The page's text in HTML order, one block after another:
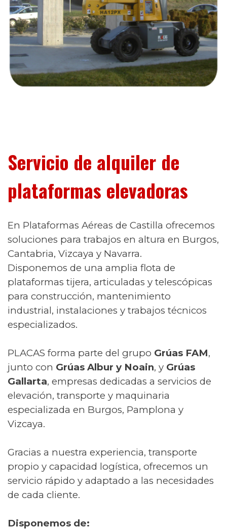
Servicio de alquiler de
plataformas elevadoras
En Plataformas Aéreas de Castilla ofrecemos
soluciones para trabajos en altura en Burgos,
Cantabria, Vizcaya y Navarra.
Disponemos de una amplia flota de
plataformas tijera, articuladas y telescópicas
para construcción, mantenimiento
industrial, instalaciones y trabajos técnicos
especializados.
PLACAS forma parte del grupo Grúas FAM,
junto con Grúas Albur y Noain, y Grúas
Gallarta, empresas dedicadas a servicios de
elevación, transporte y maquinaria
especializada en Burgos, Pamplona y
Vizcaya.
Gracias a nuestra experiencia, transporte
propio y capacidad logística, ofrecemos un
servicio rápido y adaptado a las necesidades
de cada cliente.
Disponemos de: